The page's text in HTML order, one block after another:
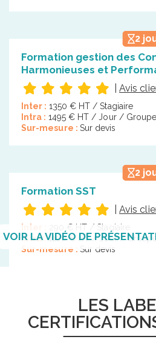
VOIR LA VIDÉO DE
2
Formation gestion des
Harmonieuses et
Avis
Inter : 1350 € HT / Stagiaire
Intra : 1495 € HT / Jour / Groupe
Sur-mesure : Sur devis
2
Formation SST
Avis
Inter :
290 € HT / Stagiaire
Intra :1100 € HT / Jour /
Sur-mesure : Sur devis
LES